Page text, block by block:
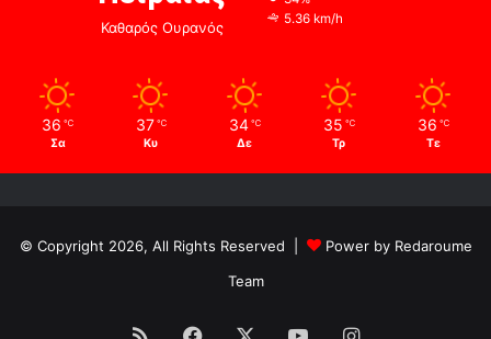
Καθαρός Ουρανός
5.36 km/h
36 ℃
Σα
37 ℃
Κυ
34 ℃
Δε
35 ℃
Τρ
36 ℃
Τε
© Copyright 2026, All Rights Reserved |
Power by Redaroume
Team
RSS Facebook YouTubeInstagram